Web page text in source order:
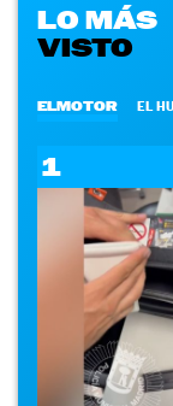
LO MÁS
VISTO
ELMOTOR EL
1